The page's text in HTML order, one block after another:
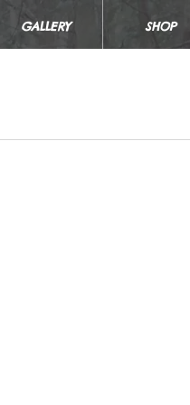
GALLERY SHOP